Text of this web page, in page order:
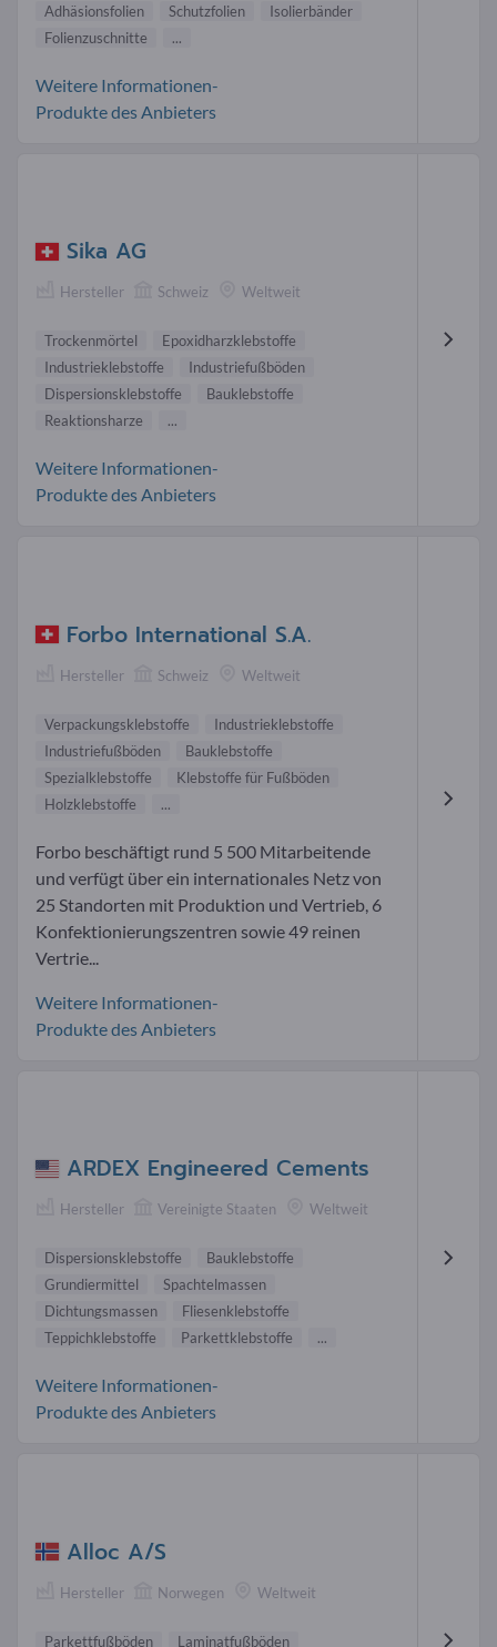
Adhäsionsfolien
Schutzfolien
Isolierbänder
Folienzuschnitte
...
Weitere Informationen-
Produkte des Anbieters
Sika AG
Hersteller Schweiz Weltweit
Trockenmörtel
Epoxidharzklebstoffe
Industrieklebstoffe
Industriefußböden
Dispersionsklebstoffe
Bauklebstoffe
Reaktionsharze
...
Weitere Informationen-
Produkte des Anbieters
Forbo International S.A.
Hersteller Schweiz Weltweit
Verpackungsklebstoffe
Industrieklebstoffe
Industriefußböden
Bauklebstoffe
Spezialklebstoffe
Klebstoffe für Fußböden
Holzklebstoffe
...
Forbo beschäftigt rund 5 500 Mitarbeitende
und verfügt über ein internationales Netz von
25 Standorten mit Produktion und Vertrieb, 6
Konfektionierungszentren sowie 49 reinen
Vertrie...
Weitere Informationen-
Produkte des Anbieters
ARDEX Engineered Cements
Hersteller Vereinigte Staaten Weltweit
Dispersionsklebstoffe
Bauklebstoffe
Grundiermittel
Spachtelmassen
Dichtungsmassen
Fliesenklebstoffe
Teppichklebstoffe
Parkettklebstoffe ...
Weitere Informationen-
Produkte des Anbieters
Alloc A/S
Hersteller Norwegen Weltweit
Parkettfußböden Laminatfußböden